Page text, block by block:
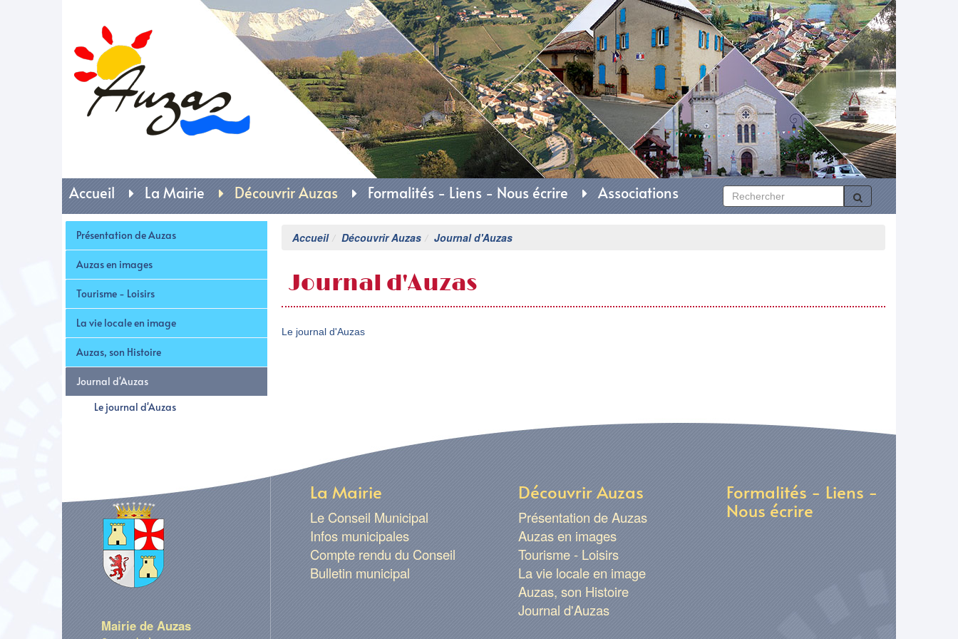
Mairie d'Auzas
Accueil La Mairie Découvrir Auzas Formalités - Liens - Nous écrire Associations
Accueil Découvrir Auzas Journal d'Auzas
Journal d'Auzas
Le journal d'Auzas
Présentation de Auzas
Auzas en images
Tourisme - Loisirs
La vie locale en image
Auzas, son Histoire
Journal d'Auzas
Le journal d'Auzas
Mairie de Auzas
La Mairie
Le Conseil Municipal
Infos municipales
Compte rendu du Conseil
Bulletin municipal
Découvrir Auzas
Présentation de Auzas
Auzas en images
Tourisme - Loisirs
La vie locale en image
Auzas, son Histoire
Journal d'Auzas
Formalités - Liens -
Nous écrire